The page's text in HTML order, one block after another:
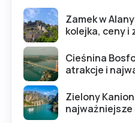
Zamek w
kolejka, ceny i
Cieśnina
atrakcje i
Zielony